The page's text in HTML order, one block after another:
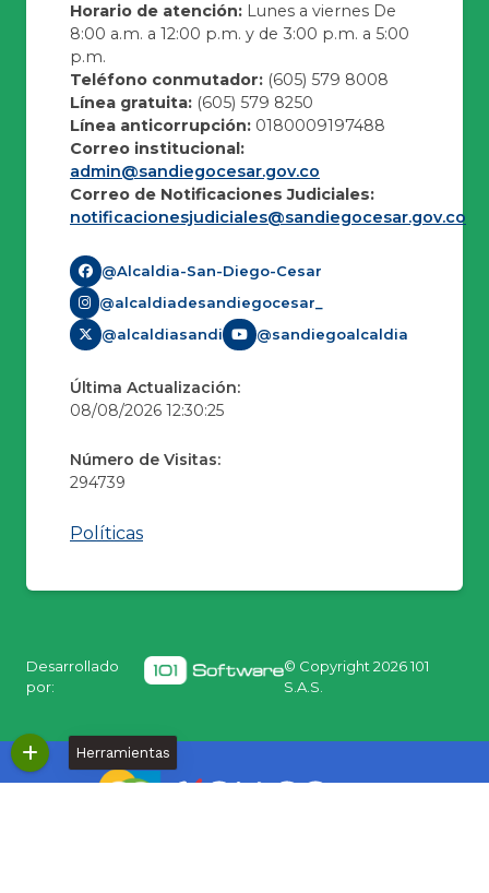
Horario de atención: Lunes a viernes De
8:00 a.m. a 12:00 p.m. y de 3:00 p.m. a 5:00
p.m.
Teléfono conmutador: (605) 579 8008
Línea gratuita: (605) 579 8250
Línea anticorrupción: 0180009197488
Correo institucional:
admin@sandiegocesar.gov.co
Correo de Notificaciones Judiciales:
notificacionesjudiciales@sandiegocesar.gov.co
@Alcaldia-San-Diego-Cesar
@alcaldiadesandiegocesar_
@alcaldiasandi
@sandiegoalcaldia
Última Actualización:
08/08/2026 12:30:25
Número de Visitas:
294739
Políticas
Desarrollado
por:
© Copyright2026 101
S.A.S.
Herramientas